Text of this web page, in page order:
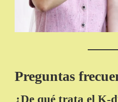
Preguntas
¿De qué trata el K-